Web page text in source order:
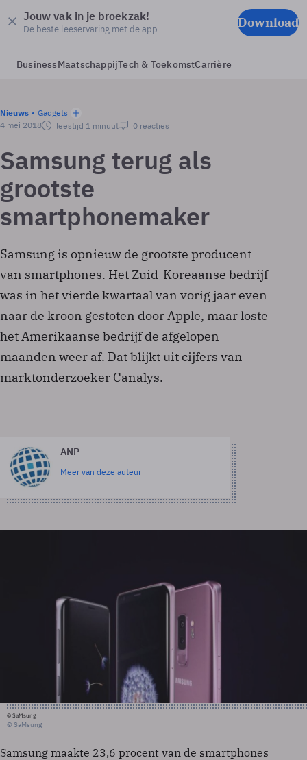
Jouw vak in je broekzak!
De beste leeservaring met de app Download
BusinessMaatschappijTech & ToekomstCarrière
Nieuws
Gadgets
4 mei 2018
leestijd 1 minuut 0 reacties
Samsung terug als
grootste
smartphonemaker
Samsung is opnieuw de grootste producent
van smartphones. Het Zuid-Koreaanse bedrijf
was in het vierde kwartaal van vorig jaar even
naar de kroon gestoten door Apple, maar loste
het Amerikaanse bedrijf de afgelopen
maanden weer af. Dat blijkt uit cijfers van
marktonderzoeker Canalys.
ANP
Meer van deze auteur
© SaMsung
© SaMsung
Samsung maakte 23,6 procent van de smartphones